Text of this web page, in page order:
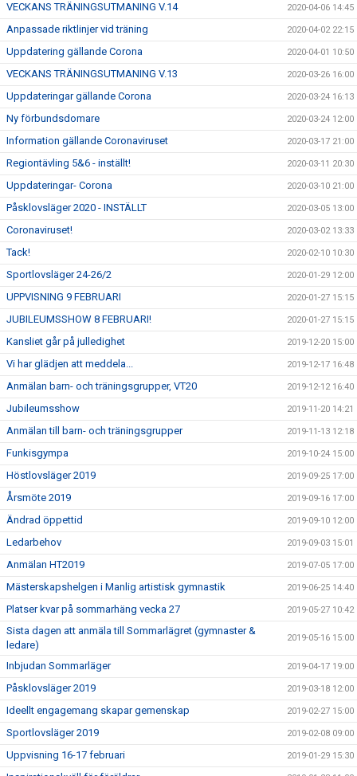
VECKANS TRÄNINGSUTMANING V.14 2020-04-06 14:45
Anpassade riktlinjer vid träning 2020-04-02 22:15
Uppdatering gällande Corona 2020-04-01 10:50
VECKANS TRÄNINGSUTMANING V.13 2020-03-26 16:00
Uppdateringar gällande Corona 2020-03-24 16:13
Ny förbundsdomare 2020-03-24 12:00
Information gällande Coronaviruset 2020-03-17 21:00
Regiontävling 5&6 - inställt! 2020-03-11 20:30
Uppdateringar- Corona 2020-03-10 21:00
Påsklovsläger 2020 - INSTÄLLT 2020-03-05 13:00
Coronaviruset! 2020-03-02 13:33
Tack! 2020-02-10 10:30
Sportlovsläger 24-26/2 2020-01-29 12:00
UPPVISNING 9 FEBRUARI 2020-01-27 15:15
JUBILEUMSSHOW 8 FEBRUARI! 2020-01-27 15:15
Kansliet går på julledighet 2019-12-20 15:00
Vi har glädjen att meddela... 2019-12-17 16:48
Anmälan barn- och träningsgrupper, VT20 2019-12-12 16:40
Jubileumsshow 2019-11-20 14:21
Anmälan till barn- och träningsgrupper 2019-11-13 12:18
Funkisgympa 2019-10-24 15:00
Höstlovsläger 2019 2019-09-25 17:00
Årsmöte 2019 2019-09-16 17:00
Ändrad öppettid 2019-09-10 12:00
Ledarbehov 2019-09-03 15:01
Anmälan HT2019 2019-07-05 17:00
Mästerskapshelgen i Manlig artistisk gymnastik 2019-06-25 14:40
Platser kvar på sommarhäng vecka 27 2019-05-27 10:42
Sista dagen att anmäla till Sommarlägret (gymnaster &
ledare)
2019-05-16 15:00
Inbjudan Sommarläger 2019-04-17 19:00
Påsklovsläger 2019 2019-03-18 12:00
Ideellt engagemang skapar gemenskap 2019-02-27 15:00
Sportlovsläger 2019 2019-02-08 09:00
Uppvisning 16-17 februari 2019-01-29 15:30